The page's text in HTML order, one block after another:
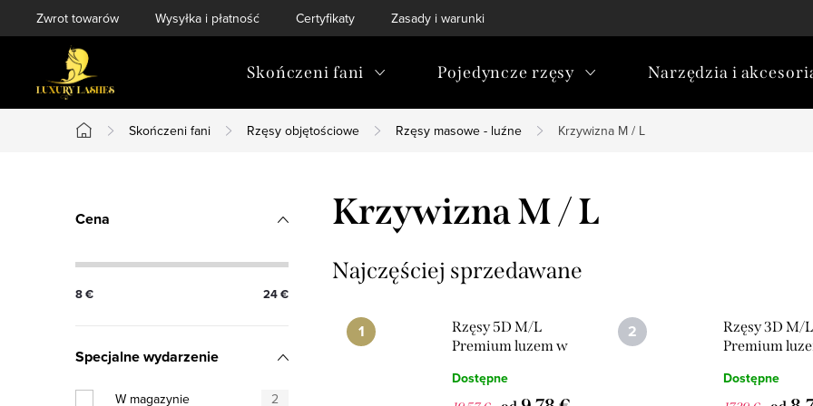
Przejść
do
Zwrot towarów Wysyłka i płatność Certyfikaty Zasady i warunki
Skończeni fani Pojedyncze rzęsy Narzędzia i
Home
Skończeni fani Rzęsy objętościowe Rzęsy masowe - luźne Krzywizna M / L
P
s
k
b
Cena
8€ 24€
Specjalne wydarzenie
W magazynie 2
Krzywizna M / L
Najczęściej sprzedawane
Rzęsy 5D M/L
Premium luzem w
wachlarzu 1000
Dostępne
Rzęsy 3D M/L
Premium
wachlarzu
Dostępne